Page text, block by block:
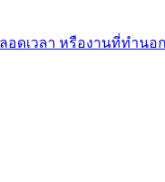
ดเวลา หรืองานที่ทำนอ